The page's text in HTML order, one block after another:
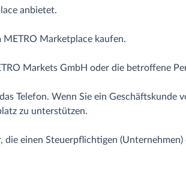
anbietet.
Marketplace kaufen.
Markets GmbH oder die betroffene
Telefon. Wenn Sie ein Geschäftskunde
zu unterstützen.
einen Steuerpflichtigen